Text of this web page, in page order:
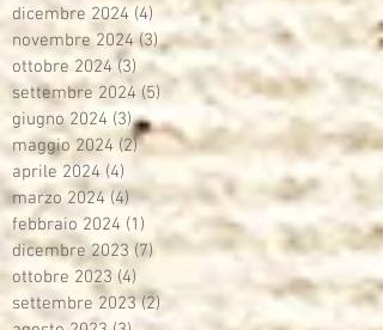
dicembre 2024 (4) 4 post
novembre 2024 (3)3 post
ottobre 2024 (3) 3 post
settembre 2024 (5) 5 post
giugno 2024 (3)3 post
maggio 2024 (2)2 post
aprile 2024 (4) 4 post
marzo 2024 (4)4 post
febbraio 2024 (1) 1 post
dicembre 2023 (7) 7 post
ottobre 2023 (4)
settembre 2023 (2) 2 post